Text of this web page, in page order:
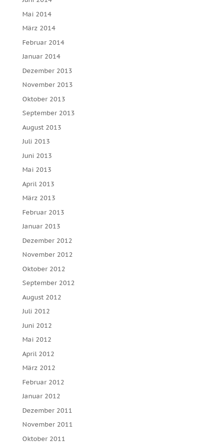
Mai 2014
März 2014
Februar 2014
Januar 2014
Dezember 2013
November 2013
Oktober 2013
September 2013
August 2013
Juli 2013
Juni 2013
Mai 2013
April 2013
März 2013
Februar 2013
Januar 2013
Dezember 2012
November 2012
Oktober 2012
September 2012
August 2012
Juli 2012
Juni 2012
Mai 2012
April 2012
März 2012
Februar 2012
Januar 2012
Dezember 2011
November 2011
Oktober 2011